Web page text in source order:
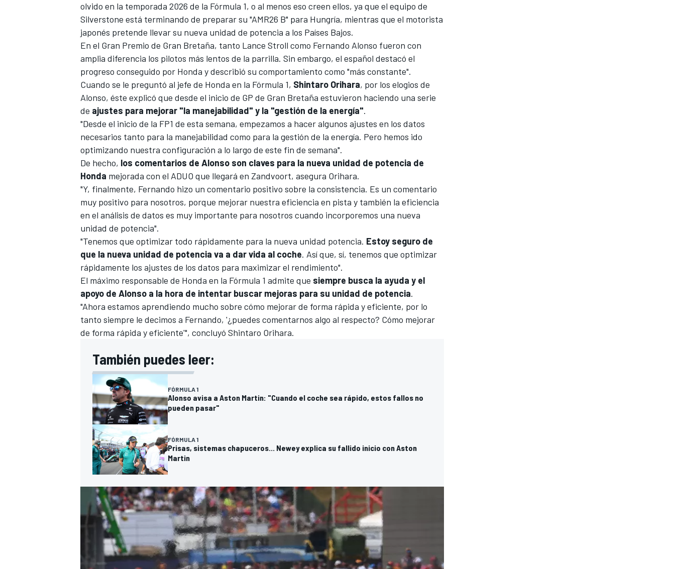
MÁS CATEGORÍAS
olvido en la temporada 2026 de la Fórmula 1, o al menos eso creen ellos, ya que el equipo de
Silverstone está terminando de preparar su "AMR26 B" para Hungría, mientras que el motorista
japonés pretende llevar su nueva unidad de potencia a los Países Bajos.
En el Gran Premio de Gran Bretaña, tanto Lance Stroll como Fernando Alonso fueron con
amplia diferencia los pilotos más lentos de la parrilla. Sin embargo, el español destacó el
progreso conseguido por Honda y describió su comportamiento como "más constante".
Cuando se le preguntó al jefe de Honda en la Fórmula 1, Shintaro Orihara, por los elogios de
Alonso, éste explicó que desde el inicio de GP de Gran Bretaña estuvieron haciendo una serie
de ajustes para mejorar "la manejabilidad" y la "gestión de la energía".
"Desde el inicio de la FP1 de esta semana, empezamos a hacer algunos ajustes en los datos
necesarios tanto para la manejabilidad como para la gestión de la energía. Pero hemos ido
optimizando nuestra configuración a lo largo de este fin de semana".
De hecho, los comentarios de Alonso son claves para la nueva unidad de potencia de
Honda mejorada con el ADUO que llegará en Zandvoort, asegura Orihara.
"Y, finalmente, Fernando hizo un comentario positivo sobre la consistencia. Es un comentario
muy positivo para nosotros, porque mejorar nuestra eficiencia en pista y también la eficiencia
en el análisis de datos es muy importante para nosotros cuando incorporemos una nueva
unidad de potencia".
"Tenemos que optimizar todo rápidamente para la nueva unidad potencia. Estoy seguro de
que la nueva unidad de potencia va a dar vida al coche. Así que, sí, tenemos que optimizar
rápidamente los ajustes de los datos para maximizar el rendimiento".
El máximo responsable de Honda en la Fórmula 1 admite que siempre busca la ayuda y el
apoyo de Alonso a la hora de intentar buscar mejoras para su unidad de potencia.
"Ahora estamos aprendiendo mucho sobre cómo mejorar de forma rápida y eficiente, por lo
tanto siempre le decimos a Fernando, '¿puedes comentarnos algo al respecto? Cómo mejorar
de forma rápida y eficiente'", concluyó Shintaro Orihara.
También puedes leer:
FÓRMULA 1
Alonso avisa a Aston Martin: "Cuando el coche sea rápido, estos fallos no
pueden pasar"
FÓRMULA 1
Prisas, sistemas chapuceros... Newey explica su fallido inicio con Aston
Martin